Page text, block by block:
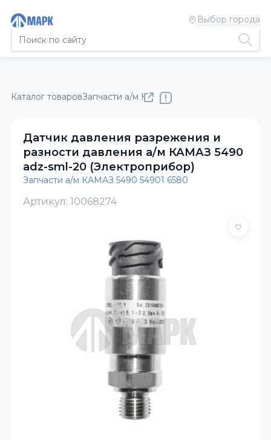
Выбор города
Каталог товаровЗапчасти а/м КАМАЗ
Датчик давления разрежения и
разности давления а/м КАМАЗ 5490
adz-sml-20 (Электроприбор)
Запчасти а/м КАМАЗ 5490 54901 6580
Артикул: 10068274